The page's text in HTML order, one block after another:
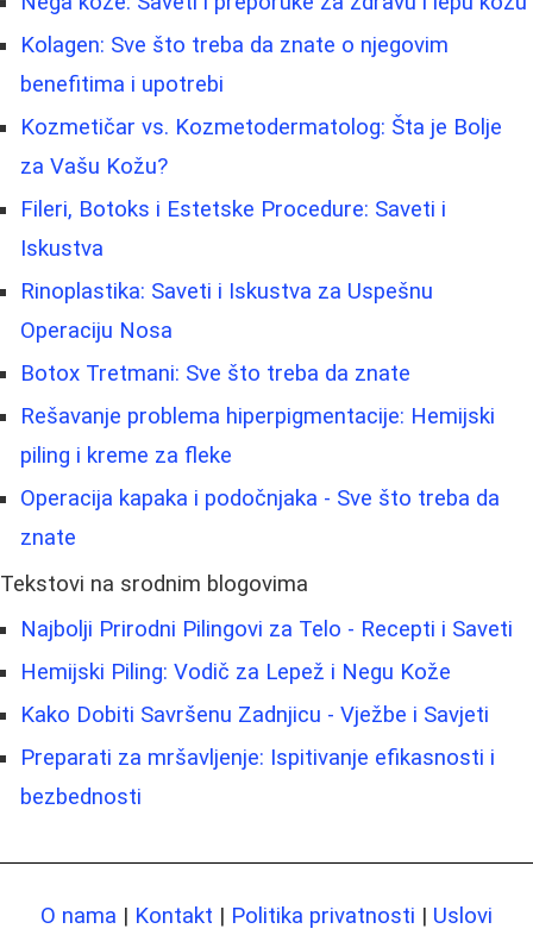
Kolagen: Sve što treba da znate o njegovim
benefitima i upotrebi
Kozmetičar vs. Kozmetodermatolog: Šta je Bolje
za Vašu Kožu?
Fileri, Botoks i Estetske Procedure: Saveti i
Iskustva
Rinoplastika: Saveti i Iskustva za Uspešnu
Operaciju Nosa
Botox Tretmani: Sve što treba da znate
Rešavanje problema hiperpigmentacije: Hemijski
piling i kreme za fleke
Operacija kapaka i podočnjaka - Sve što treba da
znate
Tekstovi na srodnim blogovima
Najbolji Prirodni Pilingovi za Telo - Recepti i Saveti
Hemijski Piling: Vodič za Lepež i Negu Kože
Kako Dobiti Savršenu Zadnjicu - Vježbe i Savjeti
Preparati za mršavljenje: Ispitivanje efikasnosti i
bezbednosti
O nama | Kontakt | Politika privatnosti | Uslovi